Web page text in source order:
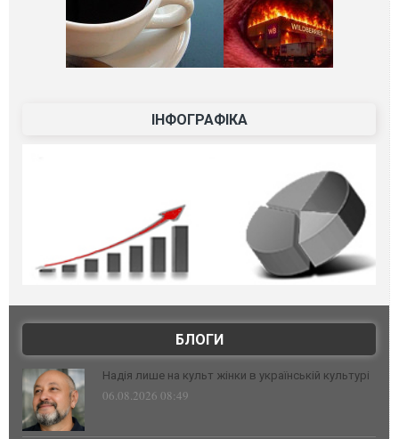
ІНФОГРАФІКА
БЛОГИ
Надія лише на культ жінки в українській культурі
06.08.2026 08:49